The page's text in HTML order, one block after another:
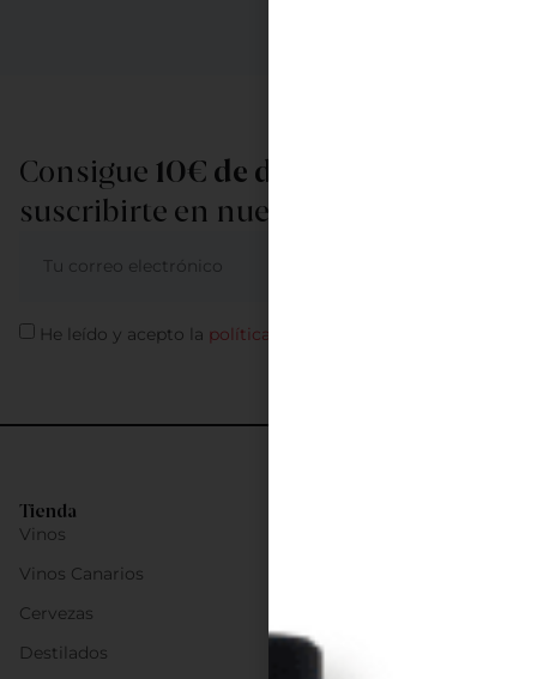
Tienda
Vinos
Vinos Canarios
Cervezas
Destilados
Consigue 10€ de descuento
suscribirte en nuestra newsletter
He leído y acepto la política de privacidad